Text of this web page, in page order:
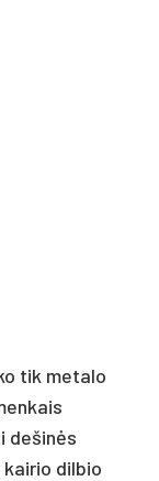
tik metalo
dešinės
kairio dilbio